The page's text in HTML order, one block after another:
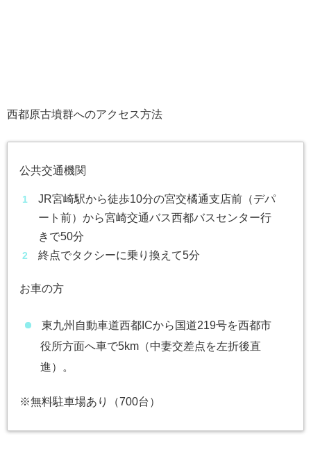
西都原古墳群へのアクセス方法
公共交通機関
JR宮崎駅から徒歩10分の宮交橘通支店前（デパ
ート前）から宮崎交通バス西都バスセンター行
きで50分
終点でタクシーに乗り換えて5分
お車の方
東九州自動車道西都ICから国道219号を西都市
役所方面へ車で5km（中妻交差点を左折後直
進）。
※無料駐車場あり（700台）